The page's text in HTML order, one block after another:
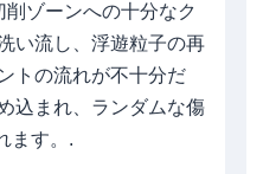
削ゾーンへの十分なク
い流し、浮遊粒子の再
トの流れが不十分だ
込まれ、ランダムな傷
ます。.